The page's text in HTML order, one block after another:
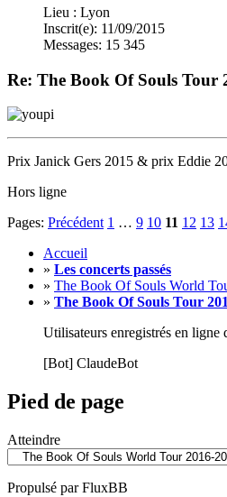
Lieu : Lyon
Inscrit(e): 11/09/2015
Messages: 15 345
Re: The Book Of Souls Tour
Prix Janick Gers 2015 & prix Eddie
Hors ligne
Pages: Précédent 1 … 9 10 11 12 13
Accueil
» Les concerts passés
» The Book Of Souls World
» The Book Of Souls Tour
Utilisateurs enregistrés en ligne
[Bot] ClaudeBot
Pied de page
Atteindre
Propulsé par FluxBB